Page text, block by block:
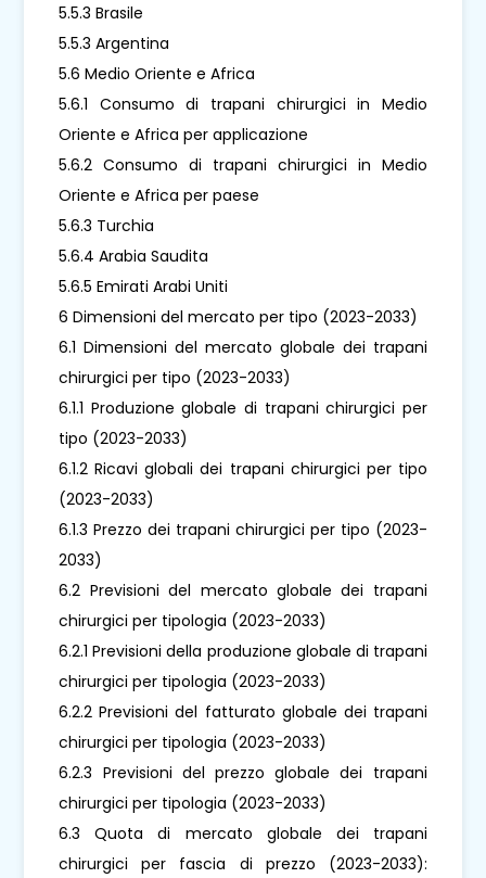
5.5.3 Brasile
5.5.3 Argentina
5.6 Medio Oriente e Africa
5.6.1 Consumo di trapani chirurgici in Medio
Oriente e Africa per applicazione
5.6.2 Consumo di trapani chirurgici in Medio
Oriente e Africa per paese
5.6.3 Turchia
5.6.4 Arabia Saudita
5.6.5 Emirati Arabi Uniti
6 Dimensioni del mercato per tipo (2023-2033)
6.1 Dimensioni del mercato globale dei trapani
chirurgici per tipo (2023-2033)
6.1.1 Produzione globale di trapani chirurgici per
tipo (2023-2033)
6.1.2 Ricavi globali dei trapani chirurgici per tipo
(2023-2033)
6.1.3 Prezzo dei trapani chirurgici per tipo (2023-
2033)
6.2 Previsioni del mercato globale dei trapani
chirurgici per tipologia (2023-2033)
6.2.1 Previsioni della produzione globale di trapani
chirurgici per tipologia (2023-2033)
6.2.2 Previsioni del fatturato globale dei trapani
chirurgici per tipologia (2023-2033)
6.2.3 Previsioni del prezzo globale dei trapani
chirurgici per tipologia (2023-2033)
6.3 Quota di mercato globale dei trapani
chirurgici per fascia di prezzo (2023-2033):